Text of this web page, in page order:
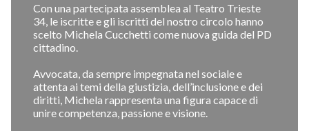
Con una partecipata assemblea al Teatro Trieste
34, le iscritte e gli iscritti del nostro circolo hanno
scelto Michela Cucchetti come nuova guida del PD
cittadino.
Avvocata, da sempre impegnata nel sociale e
attenta ai temi della giustizia, dell’inclusione e dei
diritti, Michela rappresenta una figura capace di
unire competenza, passione e visione.